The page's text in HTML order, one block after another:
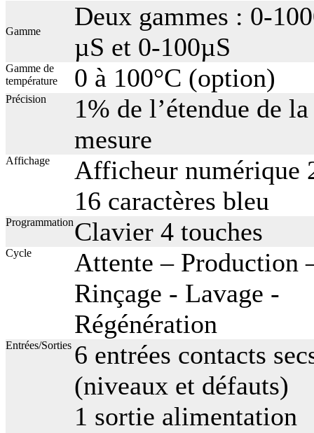
Gamme
Deux gammes : 0-
µS et 0-100µS
Gamme de
température
0 à 100°C (option)
Précision
1% de l’étendue de la
mesure
Affichage
Afficheur numérique
16 caractères bleu
ProgrammationClavier 4 touches
Cycle
Attente – Production
Rinçage - Lavage -
Régénération
Entrées/Sorties 6 entrées contacts
(niveaux et défauts)
1 sortie alimentation